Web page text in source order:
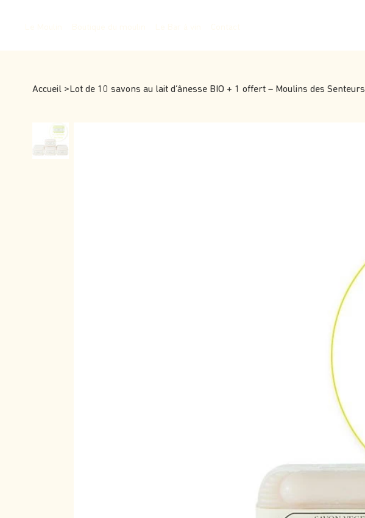
Accueil >Lot de 10 savons au lait d’ânesse BIO + 1 offert – Moulins des Senteurs